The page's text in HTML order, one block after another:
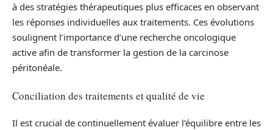
à des stratégies thérapeutiques plus efficaces en observant
les réponses individuelles aux traitements. Ces évolutions
soulignent l’importance d’une recherche oncologique
active afin de transformer la gestion de la carcinose
péritonéale.
Conciliation des traitements et qualité de vie
Il est crucial de continuellement évaluer l’équilibre entre les